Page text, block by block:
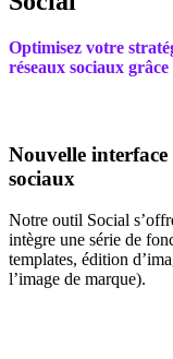
Optimisez votre
réseaux sociaux
Nouvelle
sociaux
Notre outil Social
intègre une série de
templates, édition
l’image de marque).